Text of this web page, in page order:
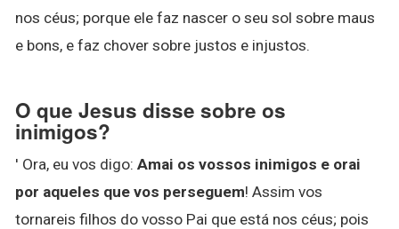
nos céus; porque ele faz nascer o seu sol sobre maus
e bons, e faz chover sobre justos e injustos.
O que Jesus disse sobre os
inimigos?
' Ora, eu vos digo: Amai os vossos inimigos e orai
por aqueles que vos perseguem! Assim vos
tornareis filhos do vosso Pai que está nos céus; pois